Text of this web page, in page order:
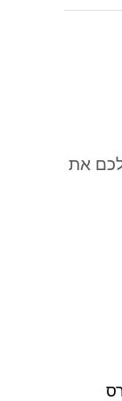
2 אתרים יעשו בשבילכם את